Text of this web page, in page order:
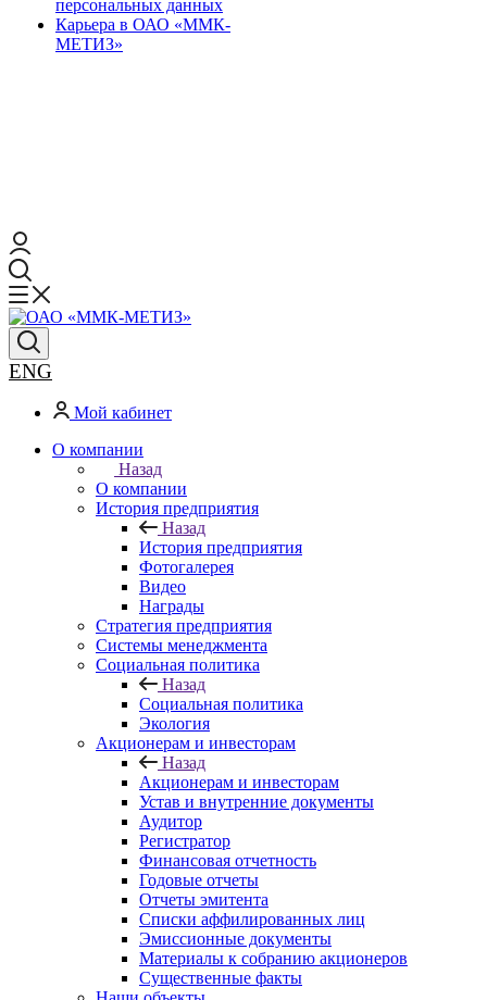
персональных данных
Карьера в ОАО «ММК-
МЕТИЗ»
ENG
Мой кабинет
О компании
Назад
О компании
История предприятия
Назад
История предприятия
Фотогалерея
Видео
Награды
Стратегия предприятия
Системы менеджмента
Социальная политика
Назад
Социальная политика
Экология
Акционерам и инвесторам
Назад
Акционерам и инвесторам
Устав и внутренние документы
Аудитор
Регистратор
Финансовая отчетность
Годовые отчеты
Отчеты эмитента
Списки аффилированных лиц
Эмиссионные документы
Материалы к собранию акционеров
Существенные факты